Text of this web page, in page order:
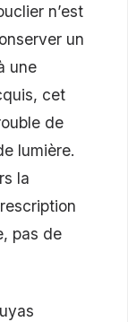
n’est
un
une
cet
de
lumière.
la
pas de